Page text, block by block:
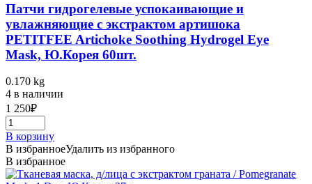
Патчи гидрогелевые успокаивающие и
увлажняющие с экстрактом артишока
PETITFEE Artichoke Soothing Hydrogel Eye
Mask, Ю.Корея 60шт.
0.170 kg
4 в наличии
1 250₽
В корзину
В избранноеУдалить из избранного
В избранное